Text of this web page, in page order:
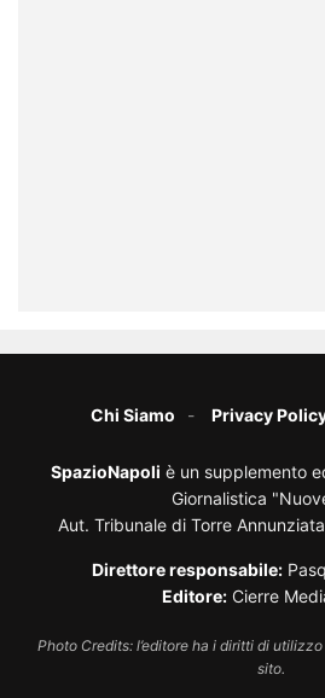
Chi Siamo Privacy
SpazioNapoli è un supplemento
Giornalistica
Aut. Tribunale di Torre
Direttore responsabile:
Editore: Cierre
Photo Credits: l’editore ha i diritti di
sito.